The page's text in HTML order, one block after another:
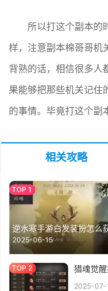
所以打这个副本的
样，注意副本棉哥哥机
背熟的话，相信很多人
果能够把那些机关记住
的事情。毕竟打这个副
相关攻略
逆水寒手游白发装扮怎么
2025-06-15
猎魂觉
2025-07-